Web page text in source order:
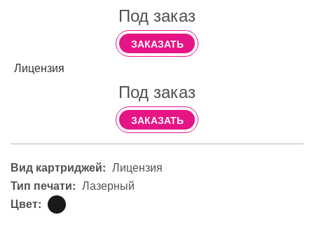
Под заказ
ЗАКАЗАТЬ
Лицензия
Под заказ
ЗАКАЗАТЬ
Вид картриджей: Лицензия
Тип печати: Лазерный
Цвет: